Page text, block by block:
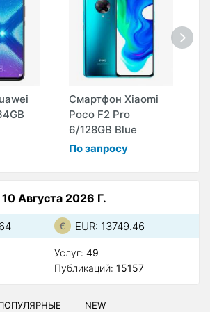
Смартфон Xiaomi
Poco F2 Pro
6/128GB Blue
По запросу
Августа 2026 Г.
EUR: 13749.46
Услуг: 49
Публикаций: 15157
NEW